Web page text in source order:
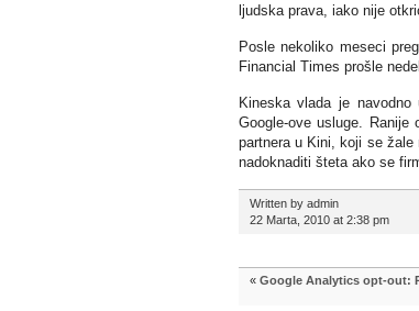
ljudska prava, iako nije
Posle nekoliko meseci
Financial Times prošle
Kineska vlada je
Google-ove usluge.
partnera u Kini, koji se
nadoknaditi šteta ako se
Written by admin
22 Marta, 2010 at 2:38 pm
« Google Analytics opt-out: